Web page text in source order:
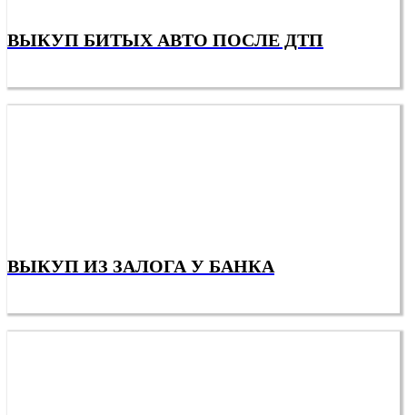
ВЫКУП БИТЫХ АВТО ПОСЛЕ ДТП
ВЫКУП ИЗ ЗАЛОГА У БАНКА